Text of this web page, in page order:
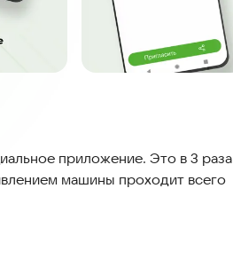
приложение. Это в 3 раза
машины проходит всего